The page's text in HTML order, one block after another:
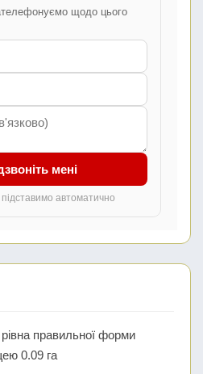
щодо цього
мені
автоматично
правильної форми
0.09 га